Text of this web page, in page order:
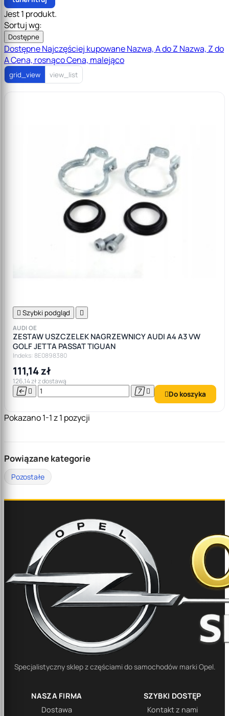
Jest 1 produkt.
Sortuj wg:
Dostępne
DostępneNajczęściej kupowaneNazwa, A do Z Nazwa, Z do
ACena, rosnącoCena, malejąco
grid_view view_list
 Szybki podgląd 
AUDI OE
ZESTAW USZCZELEK NAGRZEWNICY AUDI A4 A3 VW
GOLF JETTA PASSAT TIGUAN
Indeks: 8E0898380
111,14 zł
126,14 zł z dostawą
    Do koszyka
Pokazano 1-1 z 1 pozycji
Powiązane kategorie
Pozostałe
Specjalistyczny sklep z częściami do samochodów marki Opel.
NASZA FIRMA
Dostawa
SZYBKI DOSTĘP
Kontakt z nami